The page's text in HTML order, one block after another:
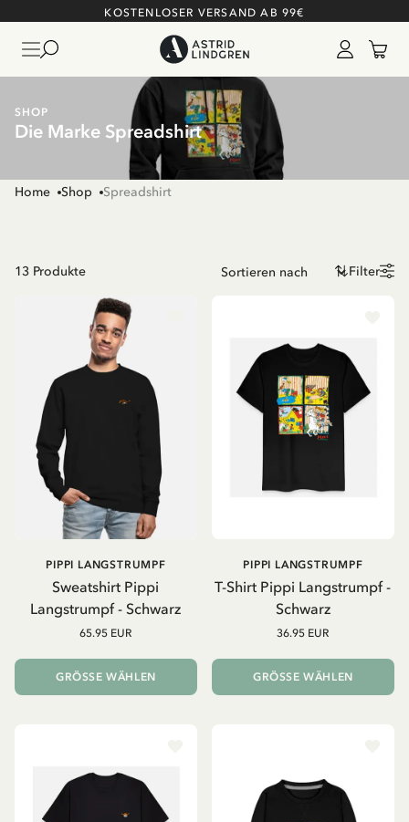
KOSTENLOSER VERSAND AB 99€
SHOP
Die Marke Spreadshirt
Home Shop Spreadshirt
13 Produkte Filter
Sweatshirt Pippi
Langstrumpf - Schwarz
PIPPI LANGSTRUMPF
65.95 EUR
GRÖSSE WÄHLEN
T-Shirt Pippi Langstrumpf -
Schwarz
PIPPI LANGSTRUMPF
36.95 EUR
GRÖSSE WÄHLEN